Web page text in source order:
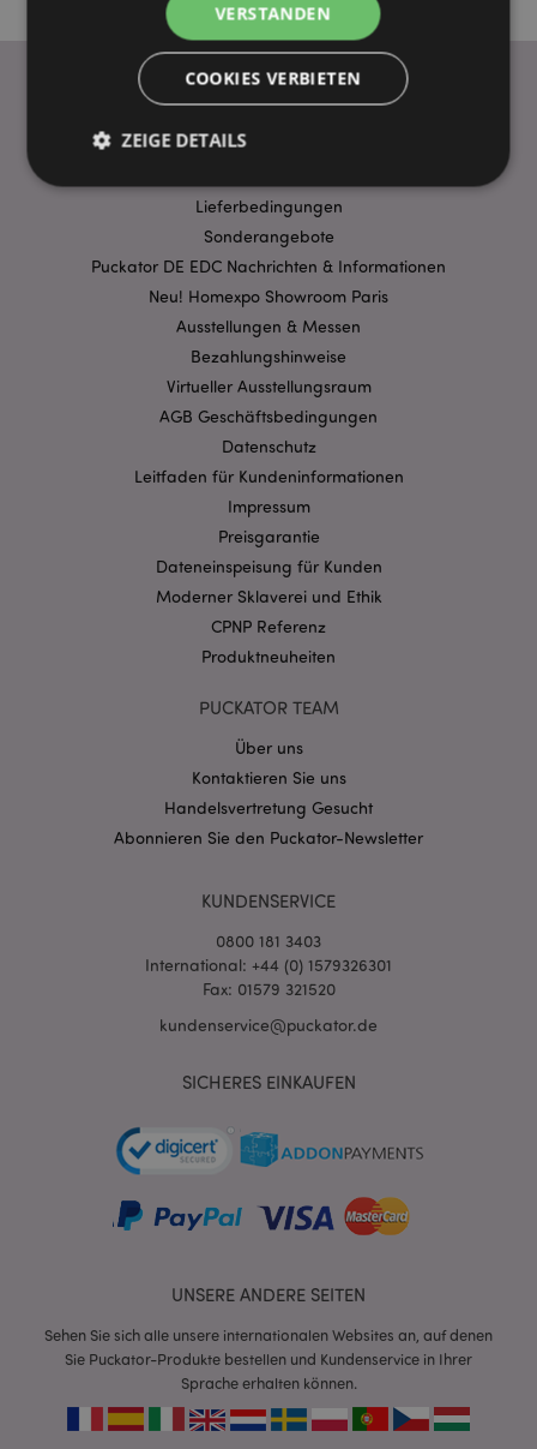
WICHTIGE INFORMATION
Lieferbedingungen
Sonderangebote
Puckator DE EDC Nachrichten & Informationen
Neu! Homexpo Showroom Paris
Ausstellungen & Messen
Bezahlungshinweise
Virtueller Ausstellungsraum
AGB Geschäftsbedingungen
Datenschutz
Leitfaden für Kundeninformationen
Impressum
Preisgarantie
Dateneinspeisung für Kunden
Moderner Sklaverei und Ethik
CPNP Referenz
Produktneuheiten
PUCKATOR TEAM
Über uns
Kontaktieren Sie uns
Handelsvertretung Gesucht
Abonnieren Sie den Puckator-Newsletter
KUNDENSERVICE
0800 181 3403
International: +44 (0) 1579326301
Fax: 01579 321520
kundenservice@puckator.de
SICHERES EINKAUFEN
UNSERE ANDERE SEITEN
Sehen Sie sich alle unsere internationalen Websites an, auf denen
Sie Puckator-Produkte bestellen und Kundenservice in Ihrer
Sprache erhalten können.
VERSTANDEN
COOKIES VERBIETEN
ZEIGE DETAILS
Unbedingt notwendige
Leistungs
Ausrichten
Funktions
Streng-notwendige-Cookies ermöglichen
Kernfunktionen der Website wie die
Benutzeranmeldung und die Kontoverwaltung.
Ohne unbedingt notwendige cookies kann die
Website nicht richtig genutzt werden.
Provider
CookieScriptConsent
CookieScript
mage-cache-storage-section-
PHPSESSID
PHP.net
mage-messages
www.puckator.de
mage-cache-sessid
Adobe Inc.
Datenschutzbestimmungen von Google